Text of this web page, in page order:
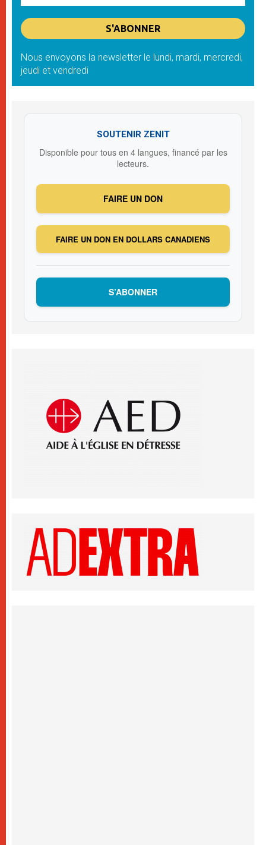
Nous envoyons la newsletter le lundi, mardi, mercredi,
jeudi et vendredi
SOUTENIR ZENIT
Disponible pour tous en 4 langues, financé par les
lecteurs.
FAIRE UN DON
FAIRE UN DON EN DOLLARS CANADIENS
S’ABONNER